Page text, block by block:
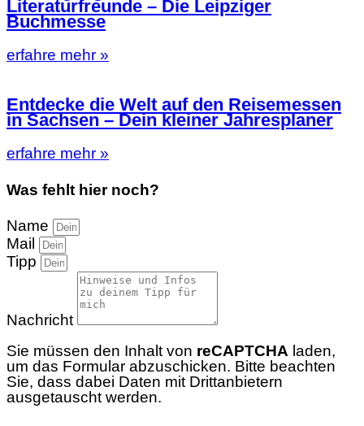
Literaturfreunde – Die Leipziger
Buchmesse
erfahre mehr »
Entdecke die Welt auf den Reisemessen
in Sachsen – Dein kleiner Jahresplaner
erfahre mehr »
Was fehlt hier noch?
Name
Mail
Tipp
Nachricht
Sie müssen den Inhalt von reCAPTCHA laden,
um das Formular abzuschicken. Bitte beachten
Sie, dass dabei Daten mit Drittanbietern
ausgetauscht werden.